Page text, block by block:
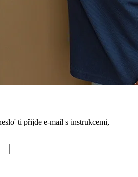
ti přijde e-mail s instrukcemi,